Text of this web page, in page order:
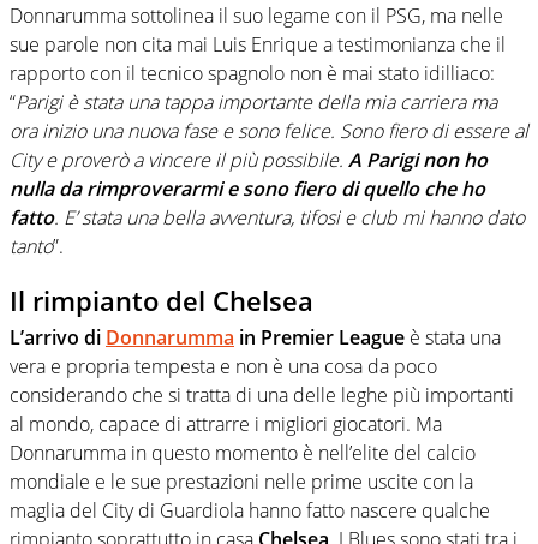
Donnarumma sottolinea il suo legame con il PSG, ma nelle
sue parole non cita mai Luis Enrique a testimonianza che il
rapporto con il tecnico spagnolo non è mai stato idilliaco:
“Parigi è stata una tappa importante della mia carriera ma
ora inizio una nuova fase e sono felice. Sono fiero di essere al
City e proverò a vincere il più possibile. A Parigi non ho
nulla da rimproverarmi e sono fiero di quello che ho
fatto. E’ stata una bella avventura, tifosi e club mi hanno dato
tanto”.
Il rimpianto del Chelsea
L’arrivo di Donnarumma in Premier League è stata una
vera e propria tempesta e non è una cosa da poco
considerando che si tratta di una delle leghe più importanti
al mondo, capace di attrarre i migliori giocatori. Ma
Donnarumma in questo momento è nell’elite del calcio
mondiale e le sue prestazioni nelle prime uscite con la
maglia del City di Guardiola hanno fatto nascere qualche